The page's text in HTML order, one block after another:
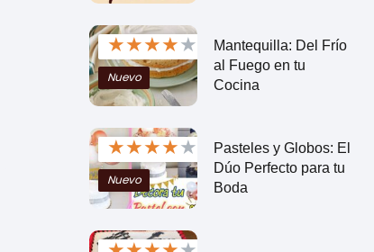
★★★★★
Nuevo
Mantequilla: Del Frío
al Fuego en tu
Cocina
★★★★★
Nuevo
Pasteles y Globos: El
Dúo Perfecto para tu
Boda